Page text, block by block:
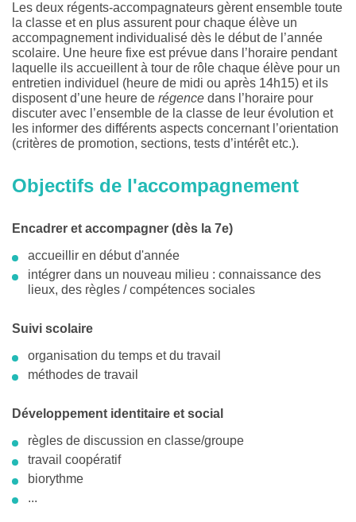
Les deux régents-accompagnateurs gèrent ensemble toute
la classe et en plus assurent pour chaque élève un
accompagnement individualisé dès le début de l’année
scolaire. Une heure fixe est prévue dans l’horaire pendant
laquelle ils accueillent à tour de rôle chaque élève pour un
entretien individuel (heure de midi ou après 14h15) et ils
disposent d’une heure de régence dans l’horaire pour
discuter avec l’ensemble de la classe de leur évolution et
les informer des différents aspects concernant l’orientation
(critères de promotion, sections, tests d’intérêt etc.).
Objectifs de l'accompagnement
Encadrer et accompagner (dès la 7e)
accueillir en début d'année
intégrer dans un nouveau milieu : connaissance des
lieux, des règles / compétences sociales
Suivi scolaire
organisation du temps et du travail
méthodes de travail
Développement identitaire et social
règles de discussion en classe/groupe
travail coopératif
biorythme
...